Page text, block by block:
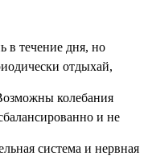
в течение дня, но
отдыхай,
колебания
и не
система и нервная